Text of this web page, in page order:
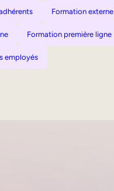
Formation externe
Formation première ligne
employés